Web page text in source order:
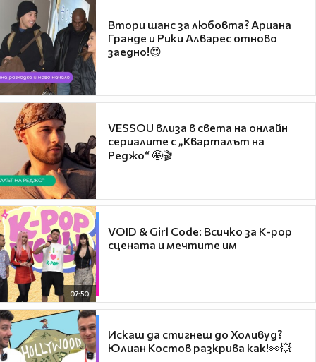
Втори шанс за любовта? Ариана
Гранде и Рики Алварес отново
заедно!😍
VESSOU влиза в света на онлайн
сериалите с „Кварталът на
Реджо“ 🤩🎬
07:50
VOID & Girl Code: Всичко за K-pop
сцената и мечтите им
Искаш да стигнеш до Холивуд?
Юлиан Костов разкрива как!👀💥